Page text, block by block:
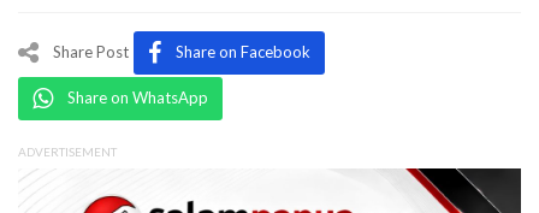
Share Post Share on Facebook
Share on WhatsApp
ADVERTISEMENT